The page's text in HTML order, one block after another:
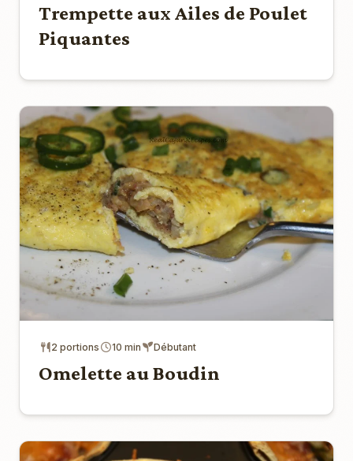
Trempette aux Ailes de Poulet
Piquantes
2 portions 10 min Débutant
Omelette au Boudin